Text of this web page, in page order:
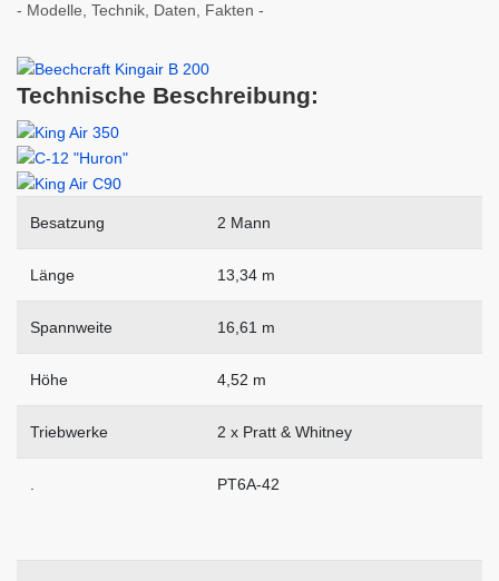
- Modelle, Technik, Daten, Fakten -
Technische Beschreibung:
Besatzung 2 Mann
Länge 13,34 m
Spannweite 16,61 m
Höhe 4,52 m
Triebwerke 2 x Pratt & Whitney
PT6A-42